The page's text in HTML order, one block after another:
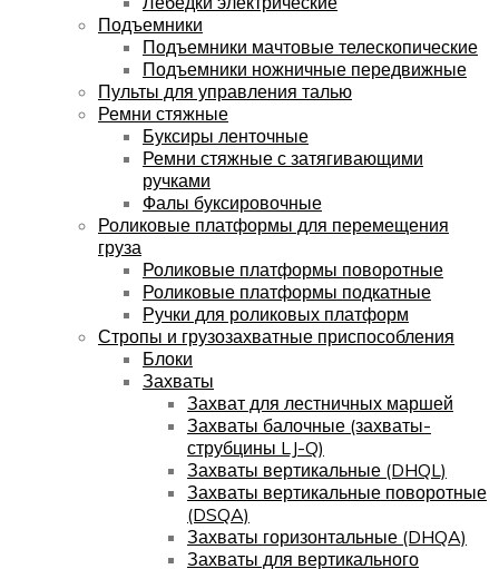
Подъемники
Подъемники мачтовые телескопические
Подъемники ножничные передвижные
Пульты для управления талью
Ремни стяжные
Буксиры ленточные
Ремни стяжные с затягивающими
ручками
Фалы буксировочные
Роликовые платформы для перемещения
груза
Роликовые платформы поворотные
Роликовые платформы подкатные
Ручки для роликовых платформ
Стропы и грузозахватные приспособления
Блоки
Захваты
Захват для лестничных маршей
Захваты балочные (захваты-
струбцины LJ-Q)
Захваты вертикальные (DHQL)
Захваты вертикальные поворотные
(DSQA)
Захваты горизонтальные (DHQA)
Захваты для вертикального